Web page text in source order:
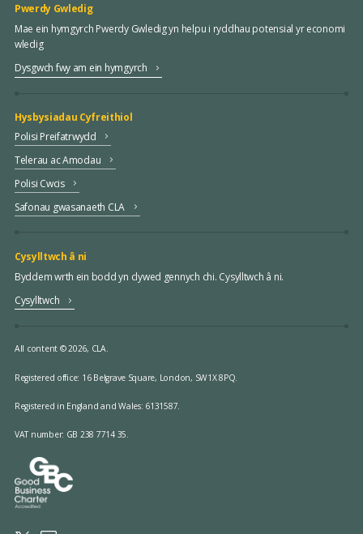
Pwerdy Gwledig
Mae ein hymgyrch Pwerdy Gwledig yn helpu i ryddhau potensial yr economi
wledig
Dysgwch fwy am ein hymgyrch
Hysbysiadau Cyfreithiol
Polisi Preifatrwydd
Telerau ac Amodau
Polisi Cwcis
Safonau gwasanaeth CLA
Cysylltwch â ni
Byddem wrth ein bodd yn clywed gennych chi. Cysylltwch â ni.
Cysylltwch
All content © 2026, CLA.
Registered office: 16 Belgrave Square, London, SW1X 8PQ.
Registered in England and Wales: 6131587.
VAT number: GB 238 7714 35.